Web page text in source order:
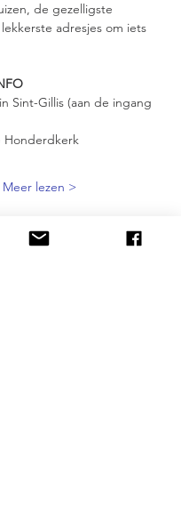
de gezelligste
adresjes om iets
Sint-Gillis (aan de ingang
Honderdkerk
Meer lezen >